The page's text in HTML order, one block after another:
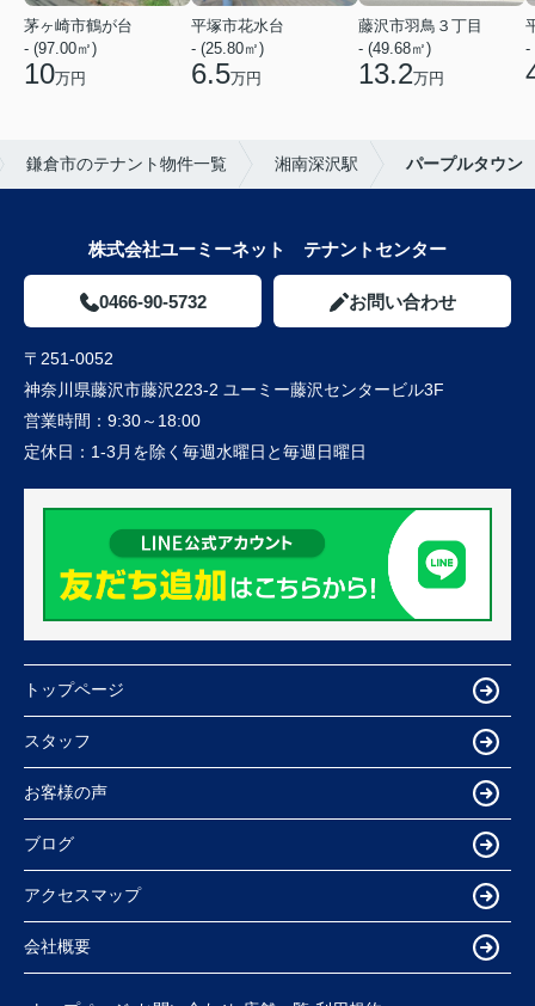
茅ヶ崎市鶴が台
- (97.00㎡)
10万円
平塚市花水台
- (25.80㎡)
6.5万円
藤沢市羽鳥３丁目
- (49.68㎡)
13.2万円
-
鎌倉市のテナント物件一覧 湘南深沢駅 パープルタウン
株式会社ユーミーネット テナントセンター
0466-90-5732 お問い合わせ
〒251-0052
神奈川県藤沢市藤沢223-2 ユーミー藤沢センタービル3F
営業時間： 9:30～18:00
定休日： 1-3月を除く毎週水曜日と毎週日曜日
トップページ
スタッフ
お客様の声
ブログ
アクセスマップ
会社概要